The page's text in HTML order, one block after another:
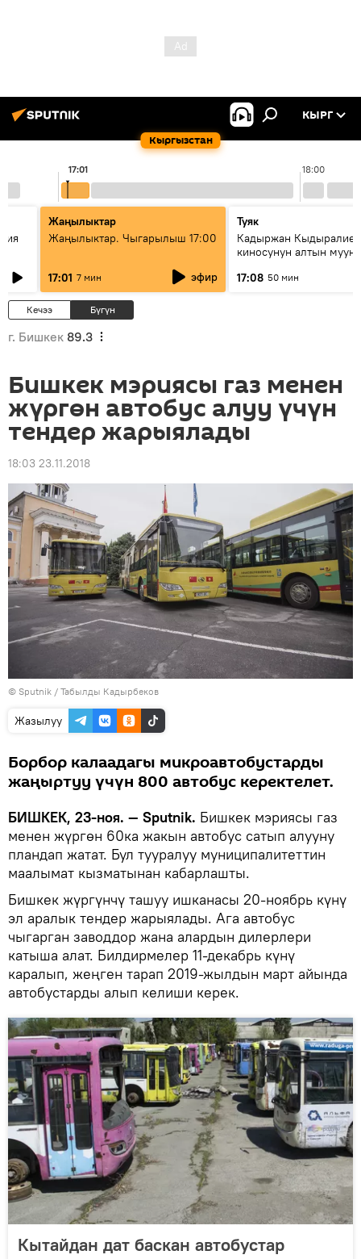
Кыргызстан
КЫРГ
18:00
17:01
Жаңылыктар
Жаңылыктар. Чыгарылыш 17:00
17:01 7 мин эфир
Туяк
Кадыржан
киносунун алтын
17:08 50 мин
Кечээ Бүгүн
г. Бишкек 89.3
Бишкек мэриясы газ менен
жүргөн автобус алуу үчүн
тендер жарыялады
18:03 23.11.2018
© Sputnik / Табылды Кадырбеков
Жазылуу
Борбор калаадагы микроавтобустарды
жаңыртуу үчүн 800 автобус керектелет.
БИШКЕК, 23-ноя. — Sputnik. Бишкек мэриясы газ
менен жүргөн 60ка жакын автобус сатып алууну
пландап жатат. Бул тууралуу муниципалитеттин
маалымат кызматынан кабарлашты.
Бишкек жүргүнчү ташуу ишканасы 20-ноябрь күнү
эл аралык тендер жарыялады. Ага автобус
чыгарган заводдор жана алардын дилерлери
катыша алат. Билдирмелер 11-декабрь күнү
каралып, жеңген тарап 2019-жылдын март айында
автобустарды алып келиши керек.
Кытайдан дат баскан автобустар